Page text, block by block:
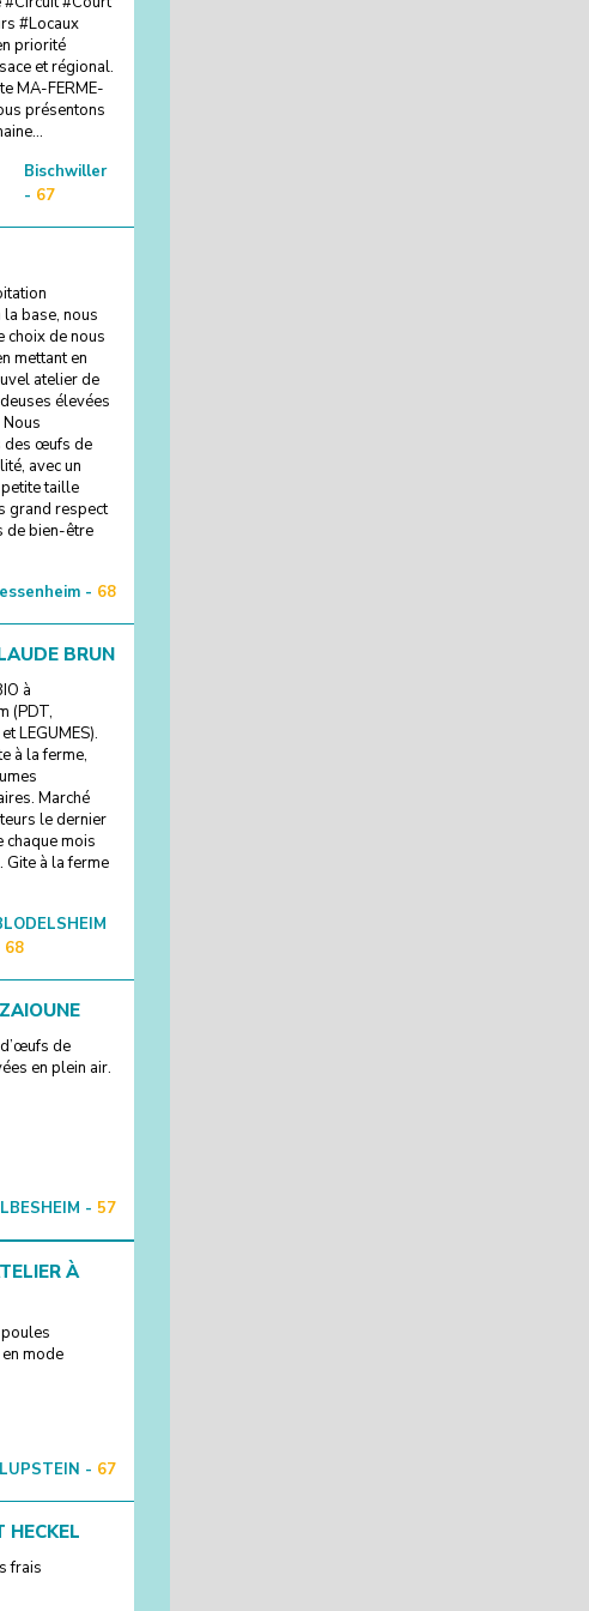
#Locaux
priorité
et régional.
MA-FERME-
présentons
Bischwiller
- 67
base, nous
choix de nous
mettant en
atelier de
élevées
des œufs de
avec un
taille
grand respect
de bien-être
- 68
BRUN
à
(PDT,
LEGUMES).
à la ferme,
Marché
le dernier
chaque mois
Gite à la ferme
68
de
en plein air.
- 57
À
mode
LUPSTEIN - 67
HECKEL
frais